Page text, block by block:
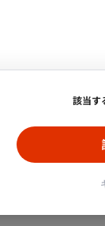
浸透により、
ウンドの問い
けたクライアン
ライアントニ
ポートのため
メディア掲載実績
ート駅】運
該当す